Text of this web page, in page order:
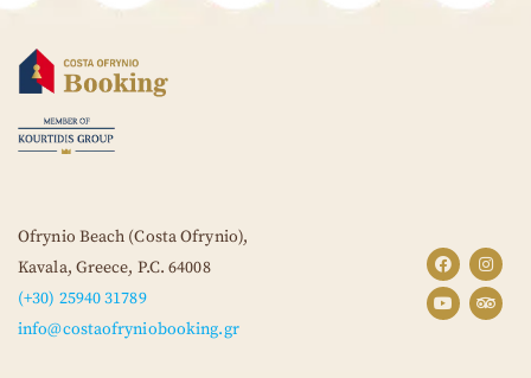
Ofrynio Beach (Costa Ofrynio),
Kavala, Greece, P.C. 64008
(+30) 25940 31789
info@costaofryniobooking.gr